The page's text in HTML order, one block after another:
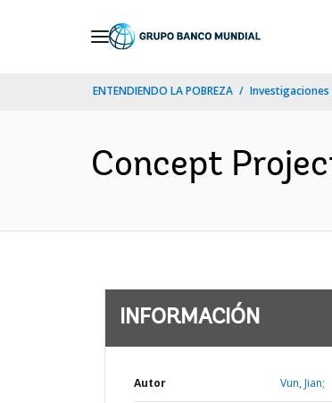
ENTENDIENDO LA POBREZA Investigaciones
Concept
INFORMACIÓN
Autor Vun, Jian;